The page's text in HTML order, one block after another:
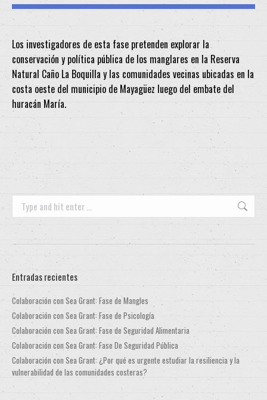
Los investigadores de esta fase pretenden explorar la
conservación y política pública de los manglares en la Reserva
Natural Caño La Boquilla y las comunidades vecinas ubicadas en la
costa oeste del municipio de Mayagüez luego del embate del
huracán María.
Search:
Entradas recientes
Colaboración con Sea Grant: Fase de Mangles
Colaboración con Sea Grant: Fase de Psicología
Colaboración con Sea Grant: Fase de Seguridad Alimentaria
Colaboración con Sea Grant: Fase De Seguridad Pública
Colaboración con Sea Grant: ¿Por qué es urgente estudiar la resiliencia y la
vulnerabilidad de las comunidades costeras?